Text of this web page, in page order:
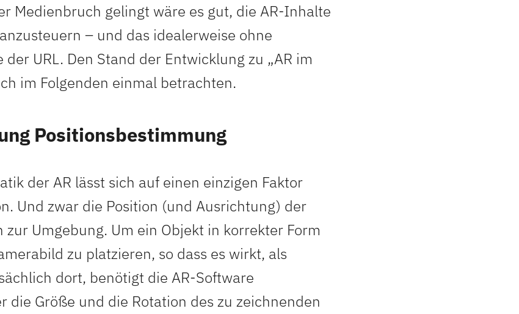
Medienbruch gelingt wäre es gut, die AR-Inhalte
– und das idealerweise ohne
der URL. Den Stand der Entwicklung zu „AR im
im Folgenden einmal betrachten.
Positionsbestimmung
der AR lässt sich auf einen einzigen Faktor
Und zwar die Position (und Ausrichtung) der
zur Umgebung. Um ein Objekt in korrekter Form
zu platzieren, so dass es wirkt, als
dort, benötigt die AR-Software
die Größe und die Rotation des zu zeichnenden